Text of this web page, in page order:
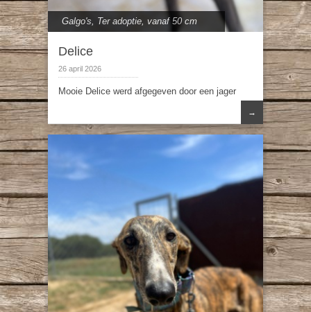
Galgo's, Ter adoptie, vanaf 50 cm
Delice
26 april 2026
Mooie Delice werd afgegeven door een jager
→